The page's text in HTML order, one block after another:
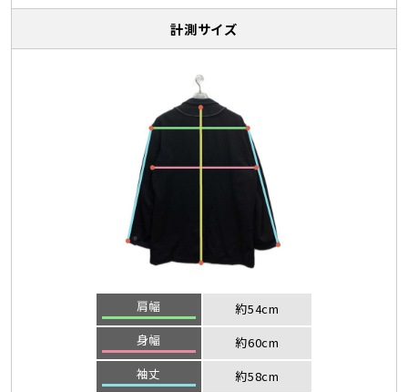
計測サイズ
肩幅
約54cm
身幅
約60cm
袖丈
約58cm